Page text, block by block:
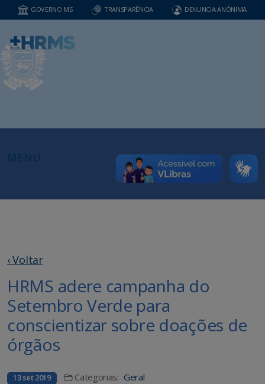
GOVERNO MS TRANSPARÊNCIA DENUNCIA ANÔNIMA
‹ Voltar
HRMS adere campanha do
Setembro Verde para
conscientizar sobre doações de
órgãos
13 set 2019 Categorias: Geral